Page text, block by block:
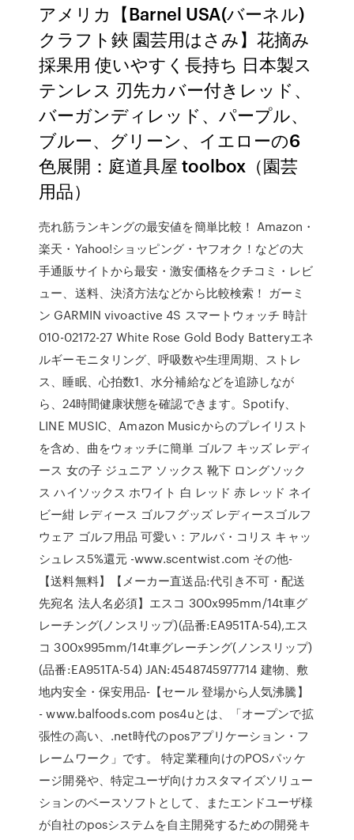
アメリカ【Barnel USA(バーネル)
クラフト鋏 園芸用はさみ】花摘み
採果用 使いやすく長持ち 日本製ス
テンレス 刃先カバー付きレッド、
バーガンディレッド、パープル、
ブルー、グリーン、イエローの6
色展開：庭道具屋 toolbox（園芸
用品）
売れ筋ランキングの最安値を簡単比較！ Amazon・
楽天・Yahoo!ショッピング・ヤフオク！などの大
手通販サイトから最安・激安価格をクチコミ・レビ
ュー、送料、決済方法などから比較検索！ ガーミ
ン GARMIN vivoactive 4S スマートウォッチ 時計
010-02172-27 White Rose Gold Body Batteryエネ
ルギーモニタリング、呼吸数や生理周期、ストレ
ス、睡眠、心拍数1、水分補給などを追跡しなが
ら、24時間健康状態を確認できます。Spotify、
LINE MUSIC、Amazon Musicからのプレイリスト
を含め、曲をウォッチに簡単 ゴルフ キッズ レディ
ース 女の子 ジュニア ソックス 靴下 ロングソック
ス ハイソックス ホワイト 白 レッド 赤 レッド ネイ
ビー紺 レディース ゴルフグッズ レディースゴルフ
ウェア ゴルフ用品 可愛い：アルバ・コリス キャッ
シュレス5%還元 -www.scentwist.com その他-
【送料無料】【メーカー直送品:代引き不可・配送
先宛名 法人名必須】エスコ 300x995mm/14t車グ
レーチング(ノンスリップ)(品番:EA951TA-54),エス
コ 300x995mm/14t車グレーチング(ノンスリップ)
(品番:EA951TA-54) JAN:4548745977714 建物、敷
地内安全・保安用品-【セール 登場から人気沸騰】
- www.balfoods.com pos4uとは、「オープンで拡
張性の高い、.net時代のposアプリケーション・フ
レームワーク」です。 特定業種向けのPOSパッケ
ージ開発や、特定ユーザ向けカスタマイズソリュー
ションのベースソフトとして、またエンドユーザ様
が自社のposシステムを自主開発するための開発キ